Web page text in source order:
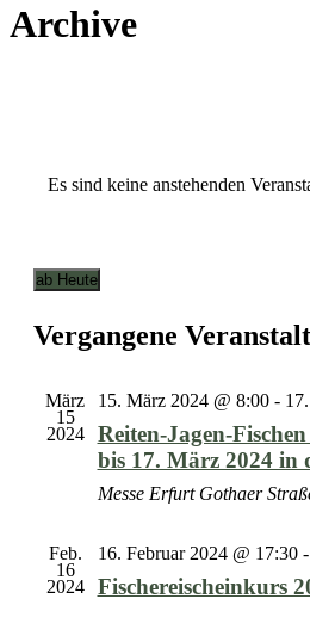
Archive
Es sind keine anstehenden
ab Heute
wählen.
Vergangene
März
15
2024
15. März 2024 @ 8:00-
Reiten-Jagen-
bis 17. März 2024 in
Messe Erfurt Gothaer
Feb.
16
2024
16. Februar 2024 @ 17:30-
Fischereischeinkurs